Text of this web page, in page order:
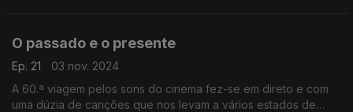
O passado e o presente
Ep. 21
03 nov. 2024
A 60.ª viagem pelos sons do cinema fez-se em direto e com
uma dúzia de canções que nos levam a vários estados de